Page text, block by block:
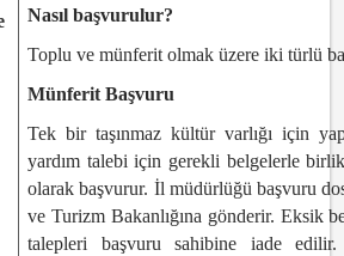
Nasıl başvurulur?
Toplu ve münferit olmak üzere iki türlü
Münferit Başvuru
Tek bir taşınmaz kültür varlığı için
yardım talebi için gerekli belgelerle
olarak başvurur. İl müdürlüğü başvuru
ve Turizm Bakanlığına gönderir. Eksik
talepleri başvuru sahibine iade